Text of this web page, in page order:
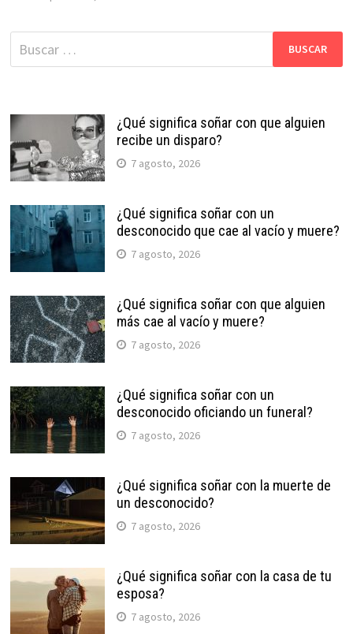
Buscar:
¿Qué significa soñar con que alguien
recibe un disparo?
7 agosto, 2026
¿Qué significa soñar con un
desconocido que cae al vacío y muere?
7 agosto, 2026
¿Qué significa soñar con que alguien
más cae al vacío y muere?
7 agosto, 2026
¿Qué significa soñar con un
desconocido oficiando un funeral?
7 agosto, 2026
¿Qué significa soñar con la muerte de
un desconocido?
7 agosto, 2026
¿Qué significa soñar con la casa de tu
esposa?
7 agosto, 2026